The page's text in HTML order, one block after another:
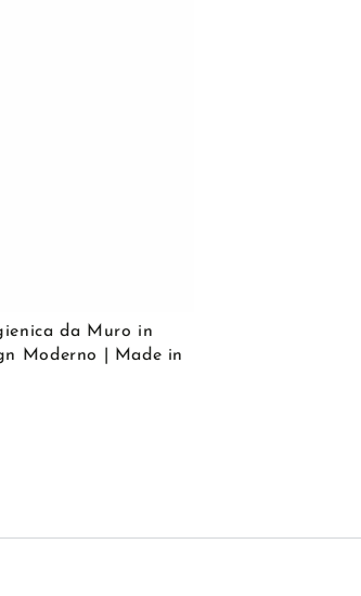
da Muro in
Moderno | Made in